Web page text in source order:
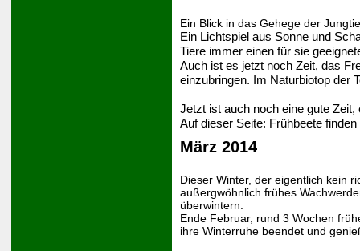
Ein Blick in das Gehege der
Ein Lichtspiel aus Sonne und
Tiere immer einen für sie
Auch ist es jetzt noch Zeit, das
einzubringen. Im Naturbiotop der
Jetzt ist auch noch eine gute Zeit,
Auf dieser Seite: Frühbeetefinden
März 2014
Dieser Winter, der eigentlich kein
außergwöhnlich frühes
überwintern.
Ende Februar, rund 3 Wochen
ihre Winterruhe beendet und